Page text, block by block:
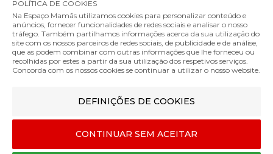
Conjunto Mini Copos Done by Deer Kiddish Croco
Cor
MÉTODOS DE ENVIO
MÉTODOS DE PAGAMENTO
POLÍTICA DE COOKIES
Na Espaço Mamãs utilizamos cookies para personalizar conteúdo e
anúncios, fornecer funcionalidades de redes sociais e analisar o nosso
tráfego. Também partilhamos informações acerca da sua utilização do
site com os nossos parceiros de redes sociais, de publicidade e de análise,
que as podem combinar com outras informações que lhe forneceu ou
recolhidas por estes a partir da sua utilização dos respetivos serviços.
Concorda com os nossos cookies se continuar a utilizar o nosso website.
DEFINIÇÕES DE COOKIES
CONTINUAR SEM ACEITAR